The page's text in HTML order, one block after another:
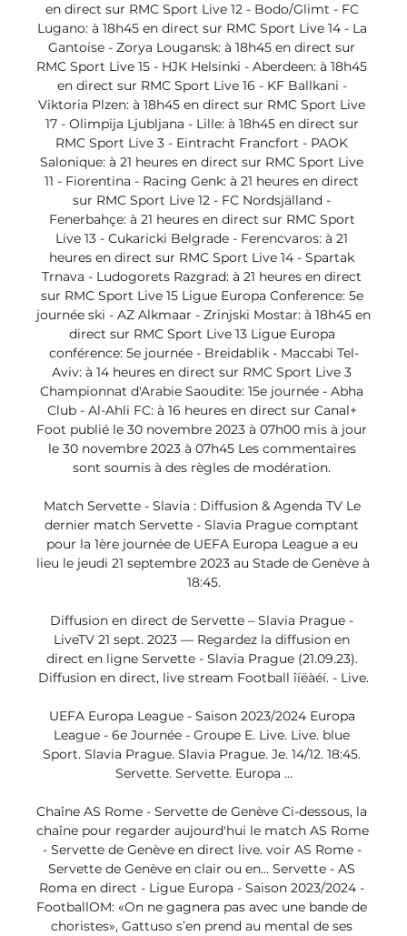
en direct sur RMC Sport Live 12 - Bodo/Glimt - FC
Lugano: à 18h45 en direct sur RMC Sport Live 14 - La
Gantoise - Zorya Lougansk: à 18h45 en direct sur
RMC Sport Live 15 - HJK Helsinki - Aberdeen: à 18h45
en direct sur RMC Sport Live 16 - KF Ballkani -
Viktoria Plzen: à 18h45 en direct sur RMC Sport Live
17 - Olimpija Ljubljana - Lille: à 18h45 en direct sur
RMC Sport Live 3 - Eintracht Francfort - PAOK
Salonique: à 21 heures en direct sur RMC Sport Live
11 - Fiorentina - Racing Genk: à 21 heures en direct
sur RMC Sport Live 12 - FC Nordsjälland -
Fenerbahçe: à 21 heures en direct sur RMC Sport
Live 13 - Cukaricki Belgrade - Ferencvaros: à 21
heures en direct sur RMC Sport Live 14 - Spartak
Trnava - Ludogorets Razgrad: à 21 heures en direct
sur RMC Sport Live 15 Ligue Europa Conference: 5e
journée ski - AZ Alkmaar - Zrinjski Mostar: à 18h45 en
direct sur RMC Sport Live 13 Ligue Europa
conférence: 5e journée - Breidablik - Maccabi Tel-
Aviv: à 14 heures en direct sur RMC Sport Live 3
Championnat d'Arabie Saoudite: 15e journée - Abha
Club - Al-Ahli FC: à 16 heures en direct sur Canal+
Foot publié le 30 novembre 2023 à 07h00 mis à jour
le 30 novembre 2023 à 07h45 Les commentaires
sont soumis à des règles de modération.
Match Servette - Slavia : Diffusion & Agenda TV Le
dernier match Servette - Slavia Prague comptant
pour la 1ère journée de UEFA Europa League a eu
lieu le jeudi 21 septembre 2023 au Stade de Genève à
18:45.
Diffusion en direct de Servette – Slavia Prague -
LiveTV 21 sept. 2023 — Regardez la diffusion en
direct en ligne Servette - Slavia Prague (21.09.23).
Diffusion en direct, live stream Football îíëàéí. - Live.
UEFA Europa League - Saison 2023/2024 Europa
League - 6e Journée - Groupe E. Live. Live. blue
Sport. Slavia Prague. Slavia Prague. Je. 14/12. 18:45.
Servette. Servette. Europa ...
Chaîne AS Rome - Servette de Genève Ci-dessous, la
chaîne pour regarder aujourd'hui le match AS Rome
- Servette de Genève en direct live. voir AS Rome -
Servette de Genève en clair ou en... Servette - AS
Roma en direct - Ligue Europa - Saison 2023/2024 -
FootballOM: «On ne gagnera pas avec une bande de
choristes», Gattuso s’en prend au mental de ses